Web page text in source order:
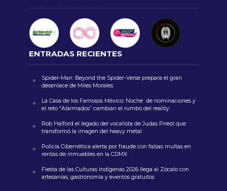
ENTRADAS RECIENTES
Spider-Man: Beyond the Spider-Verse prepara el gran
desenlace de Miles Morales
La Casa de los Famosos México: Noche de nominaciones y
el reto “Alarmados” cambian el rumbo del reality
Rob Halford el legado del vocalista de Judas Priest que
transformó la imagen del heavy metal
Policía Cibernética alerta por fraude con falsas multas en
rentas de inmuebles en la CDMX
Fiesta de las Culturas Indígenas 2026 llega al Zócalo con
artesanías, gastronomía y eventos gratuitos